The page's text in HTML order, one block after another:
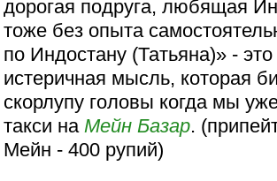
дорогая подруга, любящая
тоже без опыта
по Индостану (Татьяна)» - это
истеричная мысль, которая
скорлупу головы когда мы
такси наМейн Базар.
Мейн - 400 рупий)